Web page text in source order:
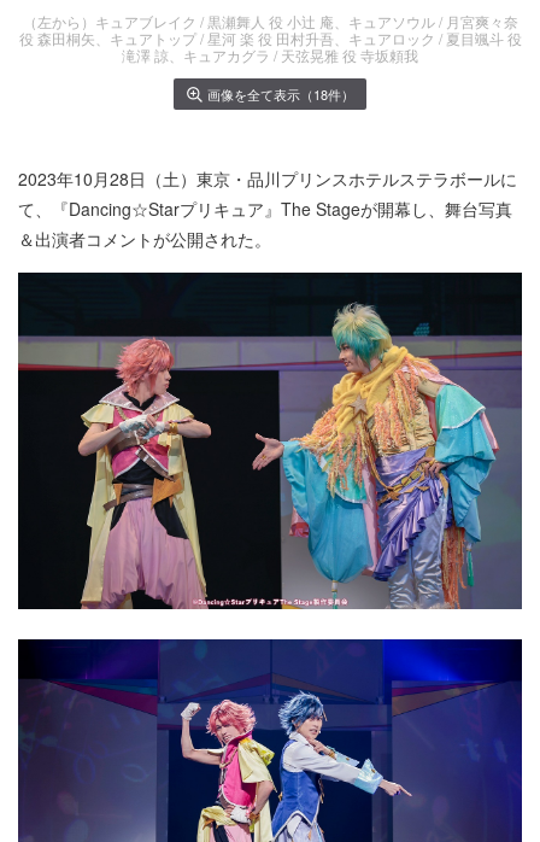
（左から）キュアブレイク / 黒瀬舞人 役 小辻 庵、キュアソウル / 月宮爽々奈
役 森田桐矢、キュアトップ / 星河 楽 役 田村升吾、キュアロック / 夏目颯斗 役
滝澤 諒、キュアカグラ / 天弦晃雅 役 寺坂頼我
画像を全て表示（18件）
2023年10月28日（土）東京・品川プリンスホテルステラボールに
て、『Dancing☆Starプリキュア』The Stageが開幕し、舞台写真
＆出演者コメントが公開された。